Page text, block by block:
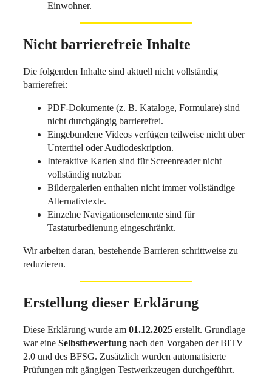
Einwohner.
Nicht barrierefreie Inhalte
Die folgenden Inhalte sind aktuell nicht vollständig
barrierefrei:
PDF-Dokumente (z. B. Kataloge, Formulare) sind
nicht durchgängig barrierefrei.
Eingebundene Videos verfügen teilweise nicht über
Untertitel oder Audiodeskription.
Interaktive Karten sind für Screenreader nicht
vollständig nutzbar.
Bildergalerien enthalten nicht immer vollständige
Alternativtexte.
Einzelne Navigationselemente sind für
Tastaturbedienung eingeschränkt.
Wir arbeiten daran, bestehende Barrieren schrittweise zu
reduzieren.
Erstellung dieser Erklärung
Diese Erklärung wurde am 01.12.2025 erstellt. Grundlage
war eine Selbstbewertung nach den Vorgaben der BITV
2.0 und des BFSG. Zusätzlich wurden automatisierte
Prüfungen mit gängigen Testwerkzeugen durchgeführt.